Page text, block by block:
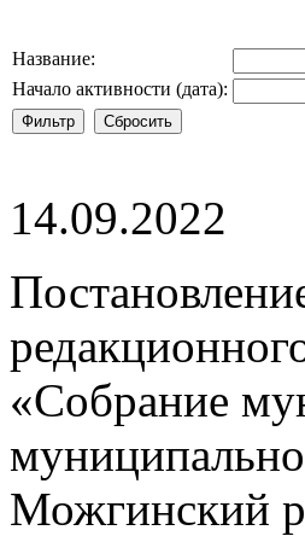
Название:
Начало активности (дата):
14.09.2022
«Собрание
Можгинский